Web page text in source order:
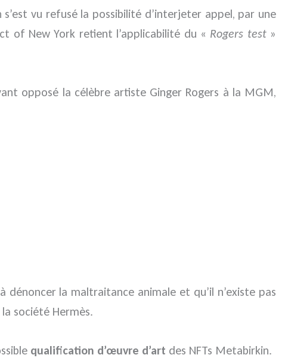
s’est vu refusé la possibilité d’interjeter appel, par une
of New York retient l’applicabilité du « Rogers test»
opposé la célèbre artiste Ginger Rogers à la MGM,
la maltraitance animale et qu’il n’existe pas
société Hermès.
qualification d’œuvre d’art des NFTs Metabirkin.